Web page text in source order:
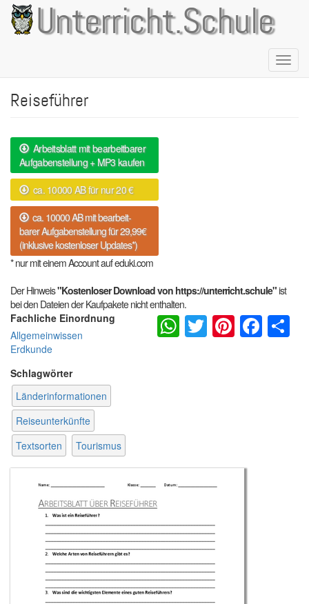
Direkt
zum
Inhalt
Unterricht.Schule
Reiseführer
Arbeitsblatt mit bearbeitbarer
Aufgabenstellung + MP3 kaufen
ca. 10000 AB für nur 20 €
ca. 10000 AB mit bearbeit-
barer Aufgabenstellung für 29,99€
(inklusive kostenloser Updates*)
* nur mit einem Account auf eduki.com
Der Hinweis"Kostenloser Download von https://unterricht.schule"ist
bei den Dateien der Kaufpakete nicht enthalten.
Fachliche Einordnung
Allgemeinwissen
Erdkunde
Schlagwörter
Länderinformationen
Reiseunterkünfte
Textsorten
Tourismus
WhatsApp
Twitter